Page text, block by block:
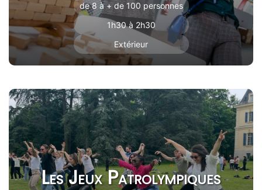
de 8 à + de 100 personnes
1h30 à 2h30
Extérieur
Les Jeux Patrolympiques